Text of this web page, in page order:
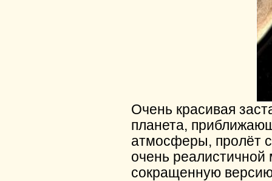
Очень красивая
планета,
атмосферы, пролёт
очень
сокращенную